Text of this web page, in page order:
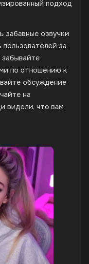
подход
забавные озвучки
за
по отношению к
обсуждение
на
видели, что вам